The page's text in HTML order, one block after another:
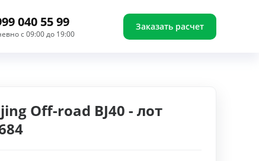
040 55 99
с 09:00 до 19:00
Заказать расчет
Off-road BJ40 - лот